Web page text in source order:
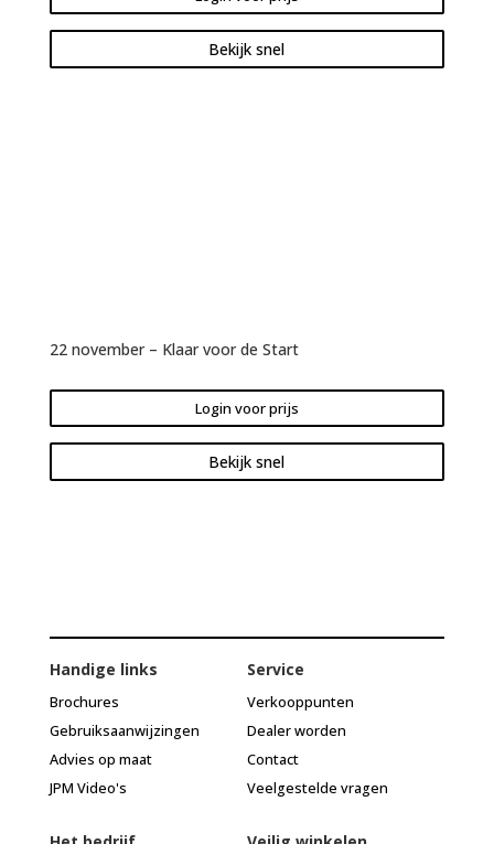
Bekijk snel
22 november – Klaar voor de Start
Login voor prijs
Bekijk snel
Handige links
Brochures
Gebruiksaanwijzingen
Advies op maat
JPM Video's
Service
Verkooppunten
Dealer worden
Contact
Veelgestelde vragen